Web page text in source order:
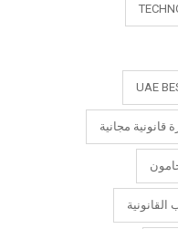
UAE
قانونية مجانية
القانونية